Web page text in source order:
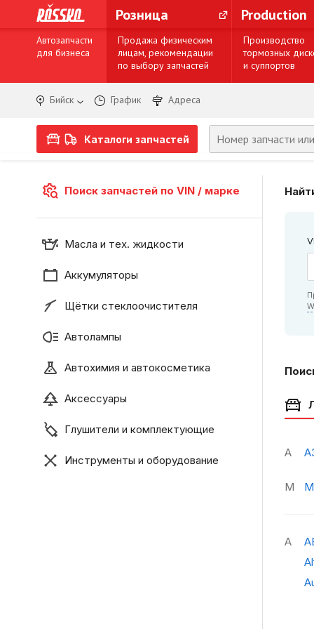
Розница Production
Автозапчасти
для бизнеса
Продажа физическим
лицам, рекомендации
по выбору запчастей
Производство
тормозных
и суппортов
Бийск График Адреса
Каталоги запчастей
Поиск запчастей по VIN / марке
Масла и тех. жидкости
Аккумуляторы
Щётки стеклоочистителя
Автолампы
Автохимия и автокосметика
Аксессуары
Глушители и комплектующие
Инструменты и оборудование
А
М
A